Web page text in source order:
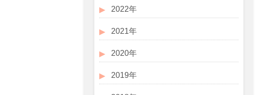
2022年
2021年
2020年
2019年